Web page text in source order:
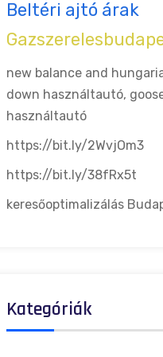
Beltéri ajtó árak
new balance and
down használtautó,
használtautó
https://bit.ly/2WvjOm3
https://bit.ly/38fRx5t
keresőoptimalizálás
Kategóriák